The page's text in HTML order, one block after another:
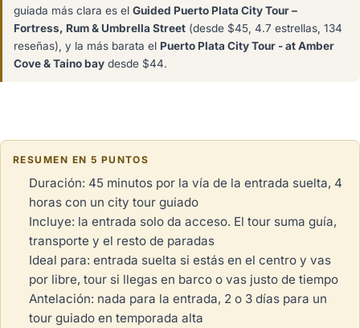
guiada más clara es el Guided Puerto Plata City Tour –
Fortress, Rum & Umbrella Street (desde $45, 4.7 estrellas, 134
reseñas), y la más barata el Puerto Plata City Tour - at Amber
Cove & Taino bay desde $44.
RESUMEN EN 5 PUNTOS
Duración: 45 minutos por la vía de la entrada suelta, 4
horas con un city tour guiado
Incluye: la entrada solo da acceso. El tour suma guía,
transporte y el resto de paradas
Ideal para: entrada suelta si estás en el centro y vas
por libre, tour si llegas en barco o vas justo de tiempo
Antelación: nada para la entrada, 2 o 3 días para un
tour guiado en temporada alta